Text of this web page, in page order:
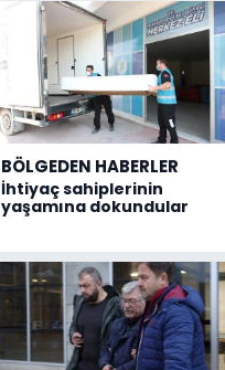
BÖLGEDEN HABERLER
İhtiyaç sahiplerinin
yaşamına dokundular